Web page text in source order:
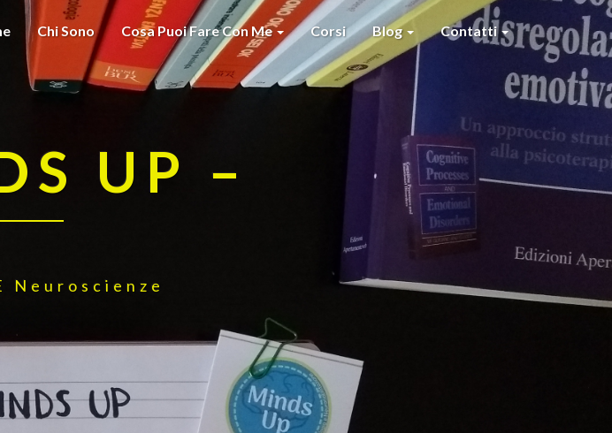
Chi Sono Cosa Puoi Fare Con Me Corsi Blog Contatti
UP –
Neuroscienze